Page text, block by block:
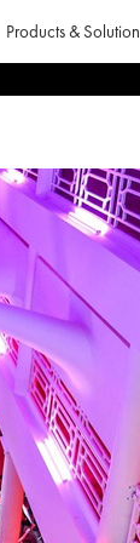
Products &